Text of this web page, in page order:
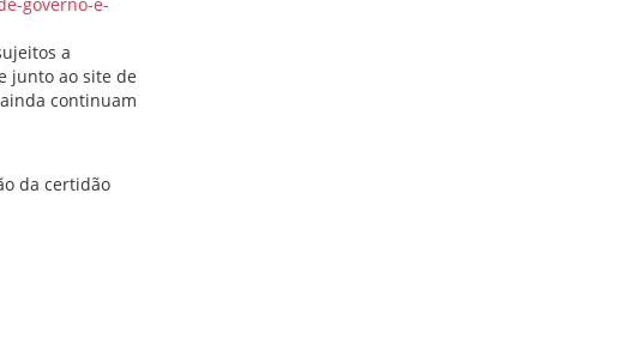
a
junto ao site de
continuam
da certidão